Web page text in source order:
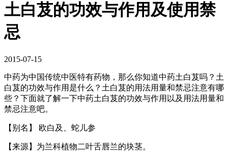
土白芨的功效与作用及使用禁
忌
2015-07-15
中药为中国传统中医特有药物，那么你知道中药土白芨吗？土
白芨的功效与作用是什么？土白芨的用法用量和禁忌注意有哪
些？下面就了解一下中药土白芨的功效与作用以及用法用量和
禁忌注意吧。
【别名】 欧白及、蛇儿参
【来源】为兰科植物二叶舌唇兰的块茎。